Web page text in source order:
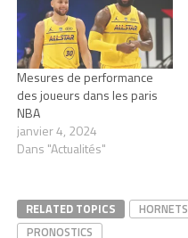
Mesures de performance
des joueurs dans les paris
NBA
janvier 4, 2024
Dans "Actualités"
RELATED TOPICS HORNETS
PRONOSTICS